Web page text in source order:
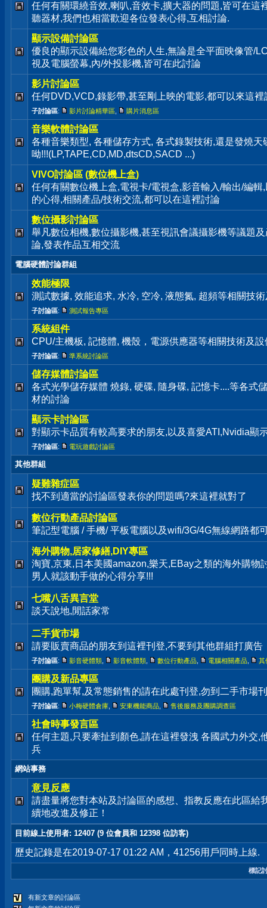
任何有關環繞音效,喇叭,音效卡,擴大器的問題,皆可在這
聽器材,我們也相當歡迎各位發表心得,互相討論.
顯示設備討論區
優良的顯示設備給您彩色的人生,無論是全平面映像管/
視及電腦螢幕,內/外投影機,皆可在此討論
影片討論區
任何DVD,VCD,錄影帶,甚至剛上映的電影,都可以來這裡
子討論區: 影片討論精華區 購片消息區
音樂軟體討論區
各種音樂類型, 各種儲存方式, 各式錄製技術,還是發燒
呦!!!(LP,TAPE,CD,MD,dtsCD,SACD ...)
VIVO討論區 (數位機上盒)
任何有關數位機上盒,電視卡/電視盒,影音輸入/輸出/編輯
的心得,相關產品/技術交流,都可以在這裡討論
數位攝影討論區
舉凡數位相機,數位攝影機,甚至視訊會議攝影機等議題
論,發表作品互相交流
電腦硬體討論群組
效能極限
測試數據, 效能追求, 水冷, 空冷, 液態氮, 超頻等相關技
子討論區: 測試報告專區
系統組件
CPU/主機板, 記憶體, 機殼，電源供應器等相關技術及
子討論區: 準系統討論區
儲存媒體討論區
各式光學儲存媒體 燒錄, 硬碟, 隨身碟, 記憶卡....等各式
材的討論
顯示卡討論區
對顯示卡品質有較高要求的朋友,以及喜愛ATI,Nvidia顯
子討論區: 電玩遊戲討論區
其他群組
疑難雜症區
找不到適當的討論區發表你的問題嗎?來這裡就對了
數位行動產品討論區
筆記型電腦 / 手機/ 平板電腦以及wifi/3G/4G無線網路都
海外購物,居家修繕,DIY專區
淘寶,京東,日本美國amazon,樂天,EBay之類的海外購物
男人就該動手做的心得分享!!!
七嘴八舌異言堂
談天說地,閒話家常
二手貨市場
請要販賣商品的朋友到這裡刊登,不要到其他群組打廣告
子討論區: 影音硬體類 影音軟體類 數位行動產品 電腦相關產品 其
團購及新品專區
團購,跑單幫,及常態銷售的請在此處刊登,勿到二手市場
子討論區: 小梅硬體倉庫 安東機能商品 售後服務及團購調查區
社會時事發言區
任何主題,只要牽扯到顏色,請在這裡發洩 各國武力外交,
兵
網站事務
意見反應
請盡量將您對本站及討論區的感想、指教反應在此區給
續地改進及修正！
目前線上使用者: 12407 (9 位會員和 12398 位訪客)
歷史記錄是在2019-07-17 01:22 AM，41256用戶同時上線.
標記
有新文章的討論區